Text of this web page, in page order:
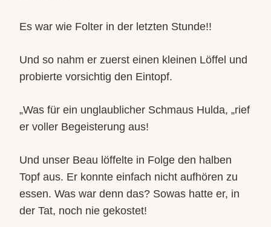
Es war wie Folter in der letzten Stunde!!
Und so nahm er zuerst einen kleinen Löffel und
probierte vorsichtig den Eintopf.
„Was für ein unglaublicher Schmaus Hulda, „rief
er voller Begeisterung aus!
Und unser Beau löffelte in Folge den halben
Topf aus. Er konnte einfach nicht aufhören zu
essen. Was war denn das? Sowas hatte er, in
der Tat, noch nie gekostet!